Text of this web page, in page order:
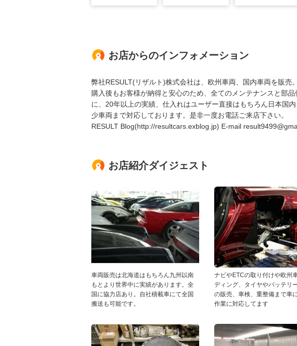
お店からのインフォメーション
弊社RESULT(リザルト)株式会社は、欧州車両、国内車両を販売。
購入後もお客様が納得と安心のため、全てのメンテナンスと部
に、20年以上の実績、仕入れはユーザー直接はもちろん日本国
少車両まで対応しております。是非一度お電話ご来店下さい。
RESULT Blog(http://resultcars.exblog.jp) E-mail
お店紹介ダイジェスト
車両販売は北海道はもちろん九州以南
もとより世界中に実績があります。全
国に協力店あり。自社積載車にて全国
搬送も可能です。
ナビやETCの取り付けや欧州
ディング、タイヤやバッテリ
の販売、車検、重整備まで車
作業に対応してます